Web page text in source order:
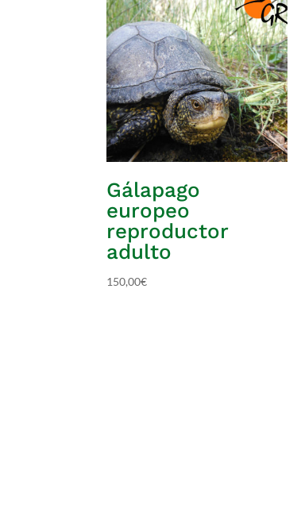
Gálapago
europeo
reproductor
adulto
150,00€